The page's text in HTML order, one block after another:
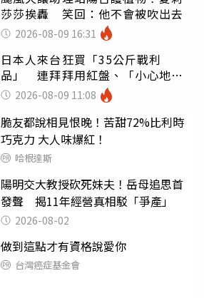
莎莎挨轟 笑回：他不會被吹出去
2026-08-09 16:31
日本人來台狂買「35公斤戰利
品」 連拜拜用紅盤、「小心地
滑」告示牌也帶回家
2026-08-09 11:08
脆友都說相見恨晚！苦甜72%比利時
巧克力 大人味爆紅！
哈根達斯
陽明交大教授砍死妹夫！岳母追思首
發聲 揭11年經營真相駁「爭產」
2026-08-02
做到這點才有資格說愛你
台灣癌症基金會